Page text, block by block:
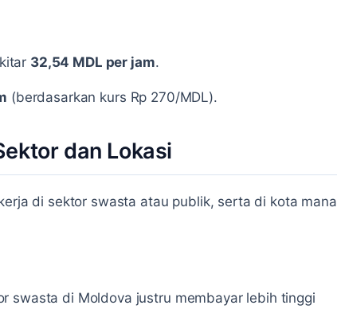
32,54 MDL per jam.
(berdasarkan kurs Rp 270/MDL).
dan Lokasi
di sektor swasta atau publik, serta di kota mana
swasta di Moldova justru membayar lebih tinggi